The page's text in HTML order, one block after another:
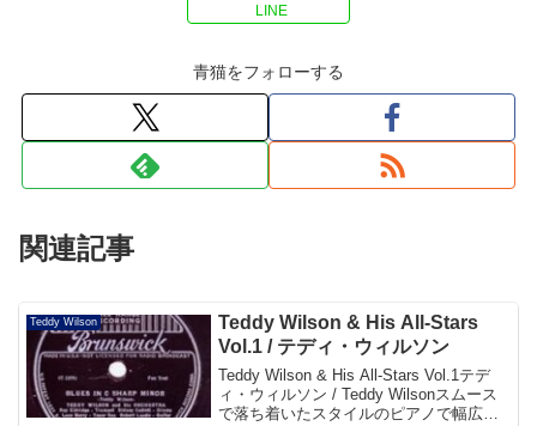
LINE
青猫をフォローする
関連記事
Teddy Wilson
Teddy Wilson & His All-Stars
Vol.1 / テディ・ウィルソン
Teddy Wilson & His All-Stars Vol.1テデ
ィ・ウィルソン / Teddy Wilsonスムース
で落ち着いたスタイルのピアノで幅広い